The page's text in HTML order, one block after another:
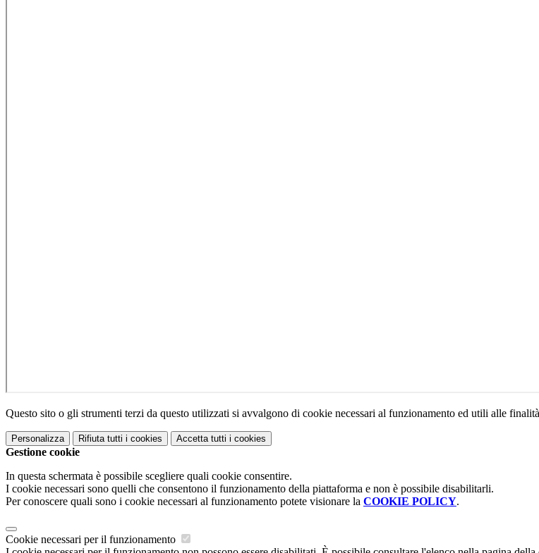
Questo sito o gli strumenti terzi da questo utilizzati si avvalgono di cookie necessari al funzionamento ed utili alle
Personalizza Rifiuta tutti i cookies Accetta tutti i cookies
Gestione cookie
In questa schermata è possibile scegliere quali cookie consentire.
I cookie necessari sono quelli che consentono il funzionamento della piattaforma e non è possibile disabilitarli.
Per conoscere quali sono i cookie necessari al funzionamento potete visionare la COOKIE POLICY.
Cookie necessari per il funzionamento